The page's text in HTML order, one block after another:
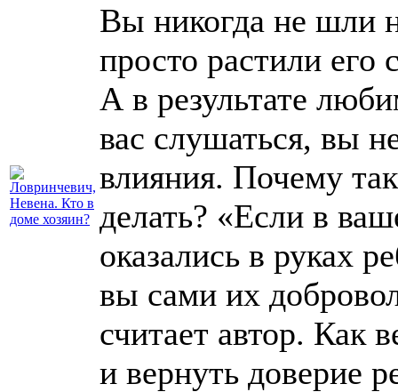
Вы никогда не шли
просто растили его
А в результате
вас слушаться, вы
влияния. Почему
делать? «Если в
оказались в руках
вы сами их
считает автор. Как
и вернуть доверие